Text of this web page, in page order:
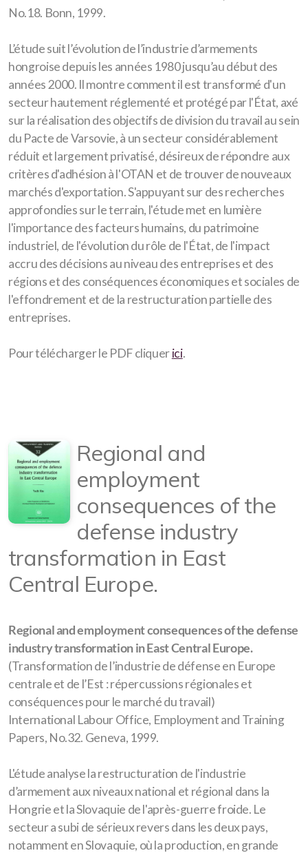
No.18. Bonn, 1999.
L’étude suit l’évolution de l’industrie d’armements
hongroise depuis les années 1980 jusqu’au début des
années 2000. Il montre comment il est transformé d'un
secteur hautement réglementé et protégé par l'État, axé
sur la réalisation des objectifs de division du travail au sein
du Pacte de Varsovie, à un secteur considérablement
réduit et largement privatisé, désireux de répondre aux
critères d'adhésion à l'OTAN et de trouver de nouveaux
marchés d'exportation. S'appuyant sur des recherches
approfondies sur le terrain, l'étude met en lumière
l'importance des facteurs humains, du patrimoine
industriel, de l'évolution du rôle de l'État, de l'impact
accru des décisions au niveau des entreprises et des
régions et des conséquences économiques et sociales de
l'effondrement et de la restructuration partielle des
entreprises.
Pour télécharger le PDF cliquerici.
Regional and
employment
consequences of the
defense industry
transformation in East
Central Europe.
Regional and employment consequences of the defense
industry transformation in East Central Europe.
(Transformation de l’industrie de défense en Europe
centrale et de l’Est : répercussions régionales et
conséquences pour le marché du travail)
International Labour Office, Employment and Training
Papers, No.32. Geneva, 1999.
L'étude analyse la restructuration de l'industrie
d’armement aux niveaux national et régional dans la
Hongrie et la Slovaquie de l'après-guerre froide. Le
secteur a subi de sérieux revers dans les deux pays,
notamment en Slovaquie, où la production, en grande